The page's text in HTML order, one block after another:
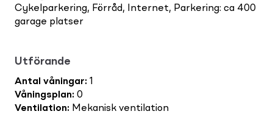
Cykelparkering, Förråd, Internet, Parkering: ca 400
garage platser
Utförande
Antal våningar: 1
Våningsplan: 0
Ventilation: Mekanisk ventilation